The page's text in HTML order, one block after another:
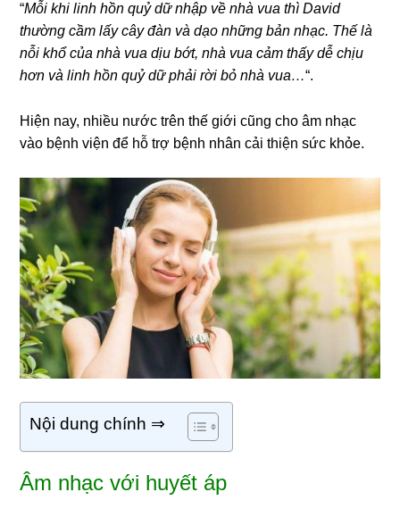
“Mỗi khi linh hồn quỷ dữ nhập về nhà vua thì David
thường cầm lấy cây đàn và dạo những bản nhạc. Thế là
nỗi khổ của nhà vua dịu bớt, nhà vua cảm thấy dễ chịu
hơn và linh hồn quỷ dữ phải rời bỏ nhà vua…“.
Hiện nay, nhiều nước trên thế giới cũng cho âm nhạc
vào bệnh viện để hỗ trợ bệnh nhân cải thiện sức khỏe.
Nội dung chính ⇒
Âm nhạc với huyết áp